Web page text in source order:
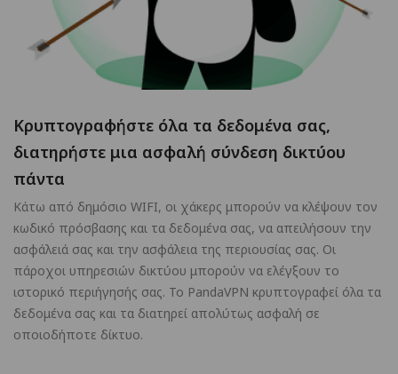
Κρυπτογραφήστε όλα τα δεδομένα σας,
διατηρήστε μια ασφαλή σύνδεση δικτύου
πάντα
Κάτω από δημόσιο WIFI, οι χάκερς μπορούν να κλέψουν τον
κωδικό πρόσβασης και τα δεδομένα σας, να απειλήσουν την
ασφάλειά σας και την ασφάλεια της περιουσίας σας. Οι
πάροχοι υπηρεσιών δικτύου μπορούν να ελέγξουν το
ιστορικό περιήγησής σας. Το PandaVPN κρυπτογραφεί όλα τα
δεδομένα σας και τα διατηρεί απολύτως ασφαλή σε
οποιοδήποτε δίκτυο.